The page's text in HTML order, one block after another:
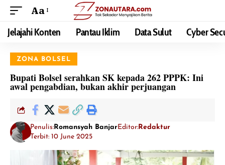
Aa
Jelajahi Konten Pantau Iklim Data Sulut Cyber
ZONA BOLSEL
Bupati Bolsel serahkan SK kepada 262 PPPK: Ini
awal pengabdian, bukan akhir perjuangan
Penulis:Romansyah BanjarEditor:Redaktur
Terbit: 10 June 2025